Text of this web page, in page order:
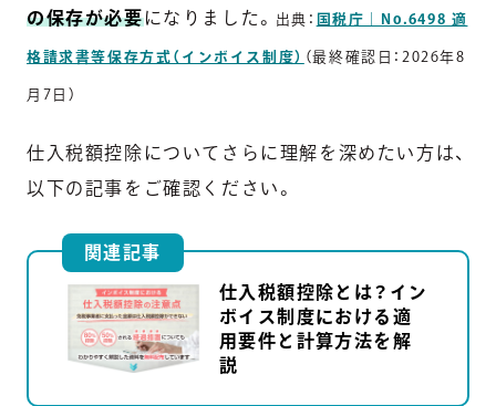
の保存が必要になりました。 出典： 国税庁｜No.6498 適
格請求書等保存方式（インボイス制度） （最終確認日：2026年8
月7日）
仕入税額控除についてさらに理解を深めたい方は、
以下の記事をご確認ください。
関連記事
仕入税額控除とは？イン
ボイス制度における適
用要件と計算方法を解
説